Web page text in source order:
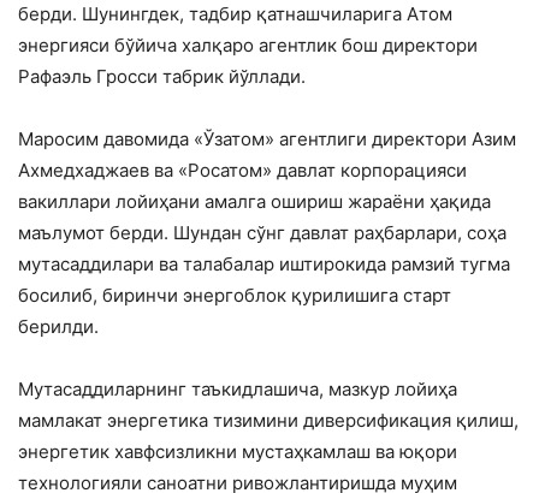
берди. Шунингдек, тадбир қатнашчиларига Атом
энергияси бўйича халқаро агентлик бош директори
Рафаэль Гросси табрик йўллади.
Маросим давомида «Ўзатом» агентлиги директори Азим
Ахмедхаджаев ва «Росатом» давлат корпорацияси
вакиллари лойиҳани амалга ошириш жараёни ҳақида
маълумот берди. Шундан сўнг давлат раҳбарлари, соҳа
мутасаддилари ва талабалар иштирокида рамзий тугма
босилиб, биринчи энергоблок қурилишига старт
берилди.
Мутасаддиларнинг таъкидлашича, мазкур лойиҳа
мамлакат энергетика тизимини диверсификация қилиш,
энергетик хавфсизликни мустаҳкамлаш ва юқори
технологияли саноатни ривожлантиришда муҳим